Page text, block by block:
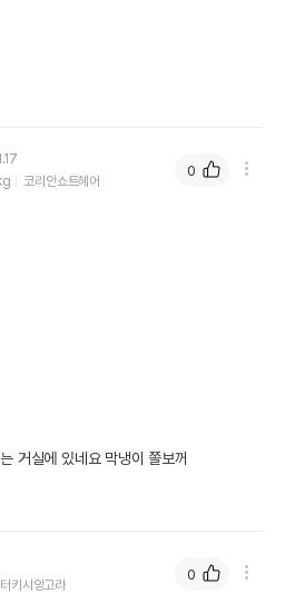
코리안쇼트헤어
거실에 있네요 막냉이 쫄보꺼
0
터키시앙고라
0